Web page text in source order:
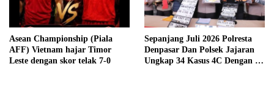
Asean Championship (Piala
AFF) Vietnam hajar Timor
Leste dengan skor telak 7-0
Sepanjang Juli 2026 Polresta
Denpasar Dan Polsek Jajaran
Ungkap 34 Kasus 4C Dengan 42